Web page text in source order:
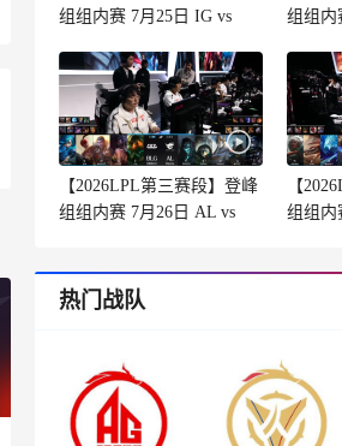
组组内赛 7月25日 IG vs
组组内
【2026LPL第三赛段】登峰
组组内赛 7月26日 AL vs
【
组组内
热门战队